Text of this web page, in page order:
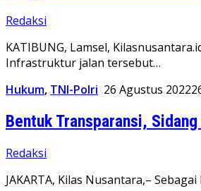
Redaksi
KATIBUNG, Lamsel,
Infrastruktur jalan tersebut…
Hukum, TNI-Polri 26 Agustus 2022
Bentuk Transparansi,
Redaksi
JAKARTA, Kilas Nusantara,–